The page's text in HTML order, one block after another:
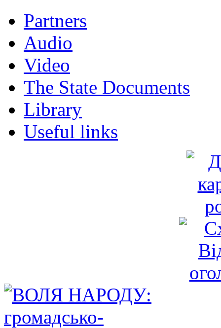
Partners
Audio
Video
The State Documents
Library
Useful links